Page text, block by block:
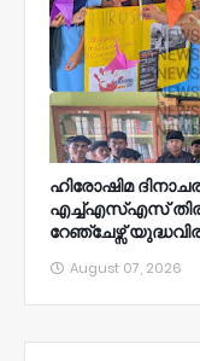
ഹിരോഷിമ
എച്ച്എസ്എസ്
റേഞ്ചേഴ്സ്
August 07, 2026